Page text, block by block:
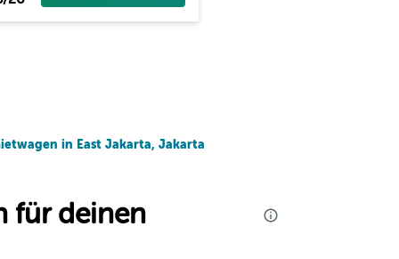
in East Jakarta, Jakarta
für deinen